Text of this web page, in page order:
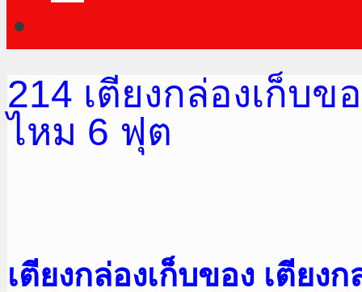
214 เตียงกล่องเก็บข
ไหม 6 ฟุต
เตียงกล่องเก็บของ เตียง